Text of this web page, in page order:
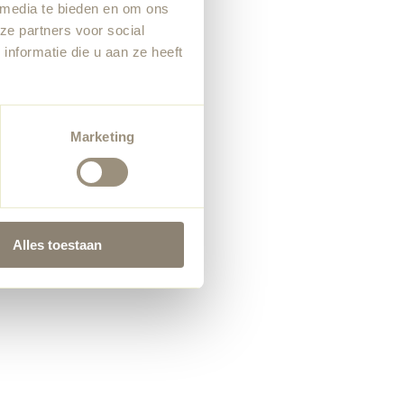
te bieden en om ons
partners voor social
die u aan ze heeft
Marketing
Alles toestaan